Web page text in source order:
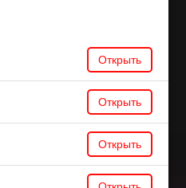
Открыть
Открыть
Открыть